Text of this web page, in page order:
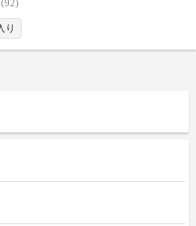
(92)